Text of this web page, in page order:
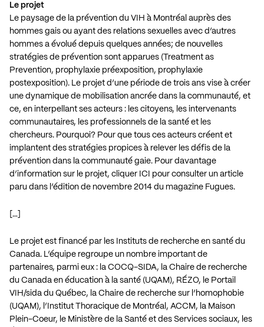
Le projet
Le paysage de la prévention du VIH à Montréal auprès des
hommes gais ou ayant des relations sexuelles avec d’autres
hommes a évolué depuis quelques années; de nouvelles
stratégies de prévention sont apparues (Treatment as
Prevention, prophylaxie préexposition, prophylaxie
postexposition). Le projet d’une période de trois ans vise à créer
une dynamique de mobilisation ancrée dans la communauté, et
ce, en interpellant ses acteurs : les citoyens, les intervenants
communautaires, les professionnels de la santé et les
chercheurs. Pourquoi? Pour que tous ces acteurs créent et
implantent des stratégies propices à relever les défis de la
prévention dans la communauté gaie. Pour davantage
d’information sur le projet, cliquer ICI
pour consulter un article
paru dans l’édition de novembre 2014 du magazine Fugues.
[…]
Le projet est financé par les Instituts de recherche en santé du
Canada. L’équipe regroupe un nombre important de
partenaires, parmi eux : la COCQ-SIDA, la Chaire de recherche
du Canada en éducation à la santé (UQAM), RÉZO, le Portail
VIH/sida du Québec, la Chaire de recherche sur l’homophobie
(UQAM), l’Institut Thoracique de Montréal, ACCM, la Maison
Plein-Coeur, le Ministère de la Santé et des Services sociaux, les